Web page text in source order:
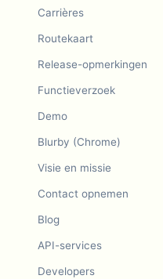
Carrières
Routekaart
Release-opmerkingen
Functieverzoek
Demo
Blurby (Chrome)
Visie en missie
Contact opnemen
Blog
API-services
Developers